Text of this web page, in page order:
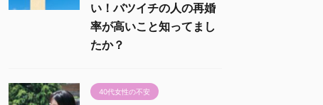
い！バツイチの人の再婚
率が高いこと知ってまし
たか？
40代女性の不安